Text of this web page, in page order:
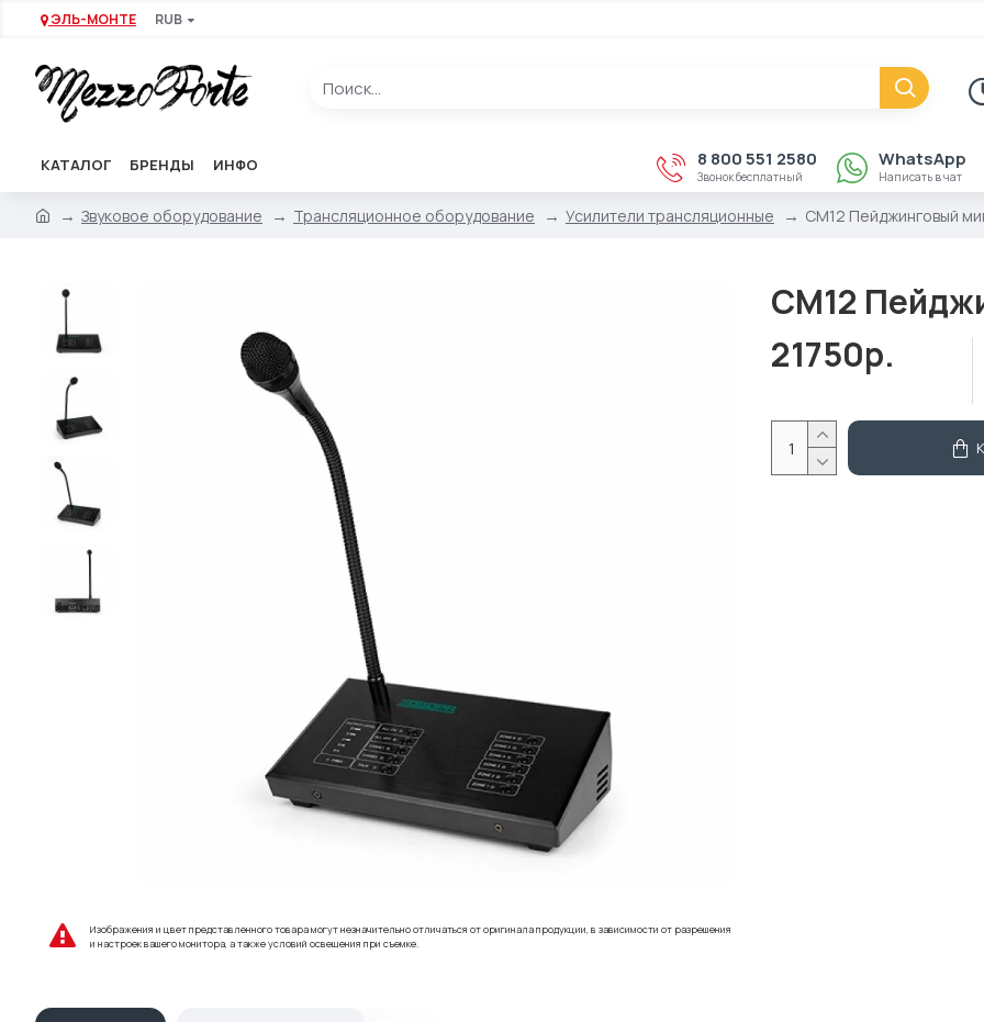
ЭЛЬ-МОНТЕ RUB
КАТАЛОГ БРЕНДЫ ИНФО 8 800 551 2580
Звонок бесплатный
WhatsApp
Написать в чат
Звуковое оборудование Трансляционное оборудование Усилители трансляционные CM12 Пейджинговый
Изображения и цвет представленного товара могут незначительно отличаться от оригинала продукции, в зависимости от разрешения
и настроек вашего монитора, а также условий освещения при съемке.
CM12
21750р.